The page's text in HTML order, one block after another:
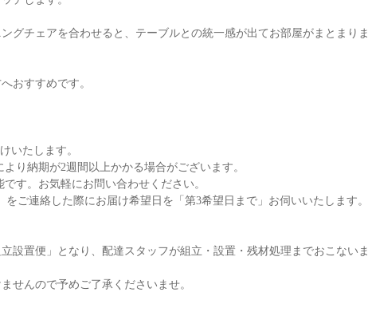
グチェアを合わせると、テーブルとの統一感が出てお部屋がまとまりま
おすすめです。
いたします。
り納期が2週間以上かかる場合がございます。
す。お気軽にお問い合わせください。
ご連絡した際にお届け希望日を「第3希望日まで」お伺いいたします。
設置便」となり、配達スタッフが組立・設置・残材処理までおこないま
せんので予めご了承くださいませ。